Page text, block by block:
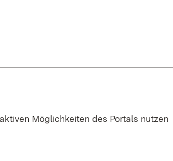
Möglichkeiten des Portals nutzen